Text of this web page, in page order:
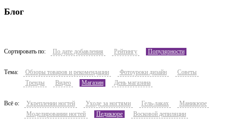
Блог
Сортировать по: По дате добавления Рейтингу Популярности
Тема: Обзоры товаров и рекомендации Фотоуроки дизайн
Советы
Тренды
Видео Магазин День магазина
Всё о: Укреплении ногтей Уходе за ногтями Гель-лаках
Маникюре
Моделировании ногтей
Педикюре Восковой депиляции